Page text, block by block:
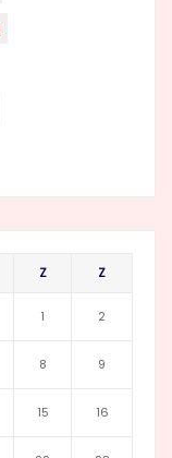
Z Z
1 2
8 9
15 16